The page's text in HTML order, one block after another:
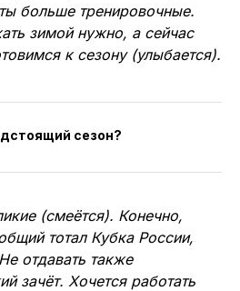
больше тренировочные.
зимой нужно, а сейчас
к сезону (улыбается).
сезон?
(смеётся). Конечно,
тотал Кубка России,
отдавать также
зачёт. Хочется работать